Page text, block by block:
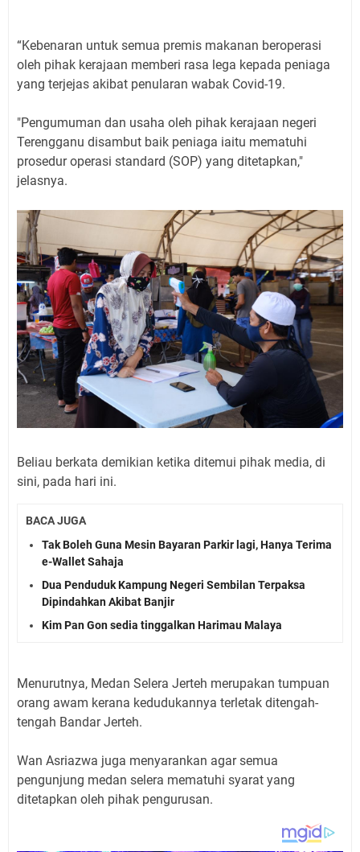
“Kebenaran untuk semua premis makanan beroperasi
oleh pihak kerajaan memberi rasa lega kepada peniaga
yang terjejas akibat penularan wabak Covid-19.
"Pengumuman dan usaha oleh pihak kerajaan negeri
Terengganu disambut baik peniaga iaitu mematuhi
prosedur operasi standard (SOP) yang ditetapkan,"
jelasnya.
Beliau berkata demikian ketika ditemui pihak media, di
sini, pada hari ini.
BACA JUGA
Tak Boleh Guna Mesin Bayaran Parkir lagi, Hanya Terima
e-Wallet Sahaja
Dua Penduduk Kampung Negeri Sembilan Terpaksa
Dipindahkan Akibat Banjir
Kim Pan Gon sedia tinggalkan Harimau Malaya
Menurutnya, Medan Selera Jerteh merupakan tumpuan
orang awam kerana kedudukannya terletak ditengah-
tengah Bandar Jerteh.
Wan Asriazwa juga menyarankan agar semua
pengunjung medan selera mematuhi syarat yang
ditetapkan oleh pihak pengurusan.